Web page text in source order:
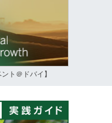
ト＠ドバイ】